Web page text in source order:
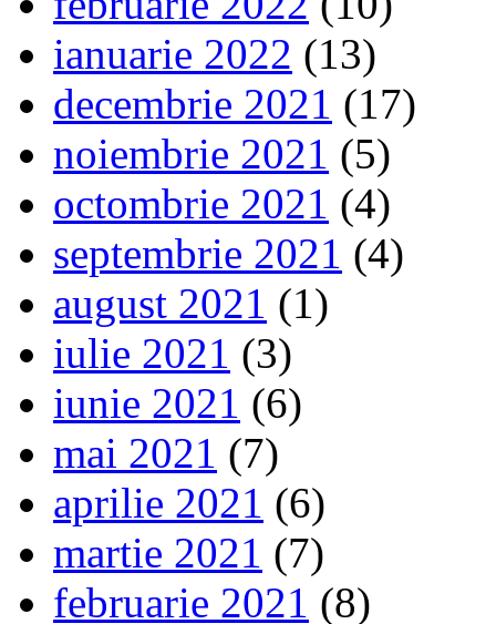
ianuarie 2022 (13)
decembrie 2021 (17)
noiembrie 2021 (5)
octombrie 2021 (4)
septembrie 2021 (4)
august 2021 (1)
iulie 2021 (3)
iunie 2021 (6)
mai 2021 (7)
aprilie 2021 (6)
martie 2021 (7)
februarie 2021 (8)